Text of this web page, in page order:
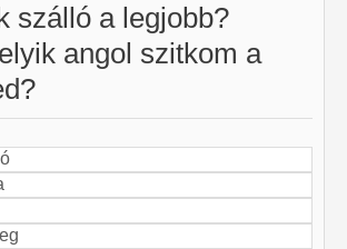
szálló a legjobb?
angol szitkom a